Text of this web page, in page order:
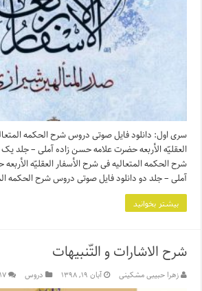
سری اول: دانلود فایل صوتی دروس شرح الحکمه
العقلیّه الأربعه حضرت علامه حسن زاده آملی – جلد
شرح الحکمه المتعالیه فی شرح الأسفار العقلیّه
آملی – جلد دو دانلود فایل صوتی دروس شرح الحکمه
بیشتر بخوانید
شرح الاشارات و التّنبیهات
زهرا حبیبی مشکینی آبان ۱۹, ۱۳۹۸ دروس ۱۷